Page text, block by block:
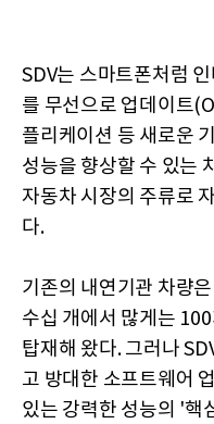
SDV는 스마트폰처럼
를 무선으로 업데이트
플리케이션 등 새로운
성능을 향상할 수 있는
자동차 시장의 주류로
다.
기존의 내연기관 차량
수십 개에서 많게는
탑재해 왔다. 그러나
고 방대한 소프트웨어
있는 강력한 성능의 '핵